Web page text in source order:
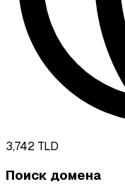
3,742 TLD
Поиск домена